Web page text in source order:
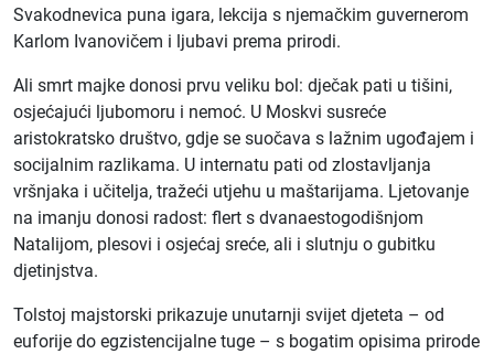
Svakodnevica puna igara, lekcija s njemačkim guvernerom
Karlom Ivanovičem i ljubavi prema prirodi.
Ali smrt majke donosi prvu veliku bol: dječak pati u tišini,
osjećajući ljubomoru i nemoć. U Moskvi susreće
aristokratsko društvo, gdje se suočava s lažnim ugođajem i
socijalnim razlikama. U internatu pati od zlostavljanja
vršnjaka i učitelja, tražeći utjehu u maštarijama. Ljetovanje
na imanju donosi radost: flert s dvanaestogodišnjom
Natalijom, plesovi i osjećaj sreće, ali i slutnju o gubitku
djetinjstva.
Tolstoj majstorski prikazuje unutarnji svijet djeteta – od
euforije do egzistencijalne tuge – s bogatim opisima prirode